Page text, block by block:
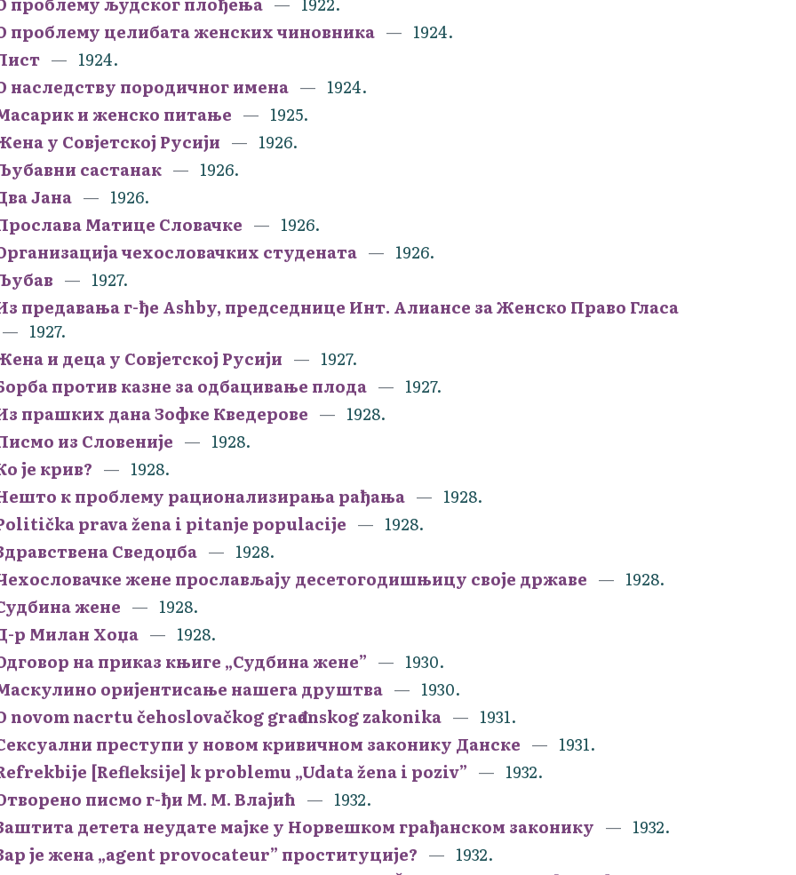
проблему целибата женских чиновника
1924.
1924.
наследству породичног имена
1924.
и женско питање
1925.
у Совјетској Русији
1926.
састанак
1926.
Јана
1926.
Матице Словачке
1926.
чехословачких студената
1926.
1927.
предавања г-ђе Ashby, председнице Инт. Алиансе за Женско Право Гласа
1927.
и деца у Совјетској Русији
1927.
против казне за одбацивање плода
1927.
прашких дана Зофке Кведерове
1928.
из Словеније
1928.
је крив?
1928.
к проблему рационализирања рађања
1928.
prava žena i pitanje populacije
1928.
Сведоџба
1928.
жене прослављају десетогодишњицу своје државе
1928.
жене
1928.
р Милан Хоџа
1928.
на приказ књиге „Судбина жене”
1930.
оријентисање нашега друштва
1930.
novom nacrtu čehoslovačkog građanskog zakonika
1931.
преступи у новом кривичном законику Данске
1931.
[Refleksije] k problemu „Udata žena i poziv”
1932.
писмо г-ђи М. М. Влајић
1932.
детета неудате мајке у Норвешком грађанском законику
1932.
је жена „agent provocateur” проституције?
1932.